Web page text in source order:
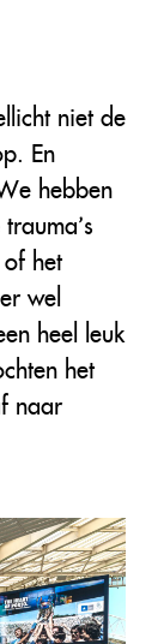
niet de
En
hebben
het
wel
heel leuk
het
naar